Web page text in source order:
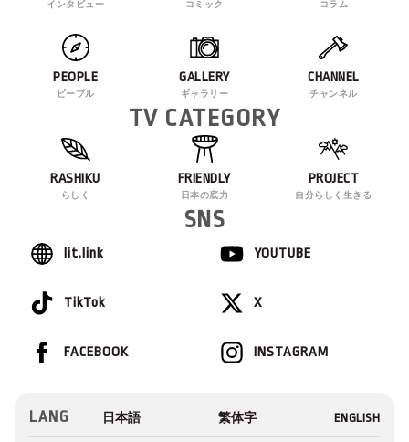
インタビュー コミック コラム
PEOPLE
ピープル
GALLERY
ギャラリー
CHANNEL
チャンネル
TV CATEGORY
RASHIKU
らしく
FRIENDLY
日本の底力
PROJECT
自分らしく生きる
SNS
lit.link YOUTUBE
TikTok X
INSTAGRAM
FACEBOOK
LANG